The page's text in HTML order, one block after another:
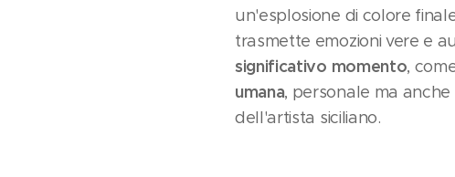
un'esplosione di colore
trasmette emozioni vere e
significativo momento,
umana, personale ma
dell'artista siciliano.